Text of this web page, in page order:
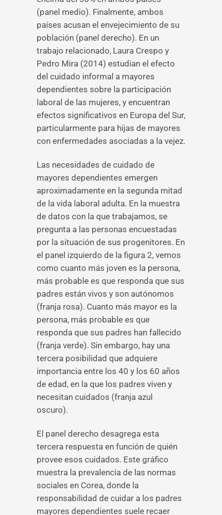
(panel medio). Finalmente, ambos
países acusan el envejecimiento de su
población (panel derecho). En un
trabajo relacionado, Laura Crespo y
Pedro Mira (2014) estudian el efecto
del cuidado informal a mayores
dependientes sobre la participación
laboral de las mujeres, y encuentran
efectos significativos en Europa del Sur,
particularmente para hijas de mayores
con enfermedades asociadas a la vejez.
Las necesidades de cuidado de
mayores dependientes emergen
aproximadamente en la segunda mitad
de la vida laboral adulta. En la muestra
de datos con la que trabajamos, se
pregunta a las personas encuestadas
por la situación de sus progenitores. En
el panel izquierdo de la figura 2, vemos
como cuanto más joven es la persona,
más probable es que responda que sus
padres están vivos y son autónomos
(franja rosa). Cuanto más mayor es la
persona, más probable es que
responda que sus padres han fallecido
(franja verde). Sin embargo, hay una
tercera posibilidad que adquiere
importancia entre los 40 y los 60 años
de edad, en la que los padres viven y
necesitan cuidados (franja azul
oscuro).
El panel derecho desagrega esta
tercera respuesta en función de quién
provee esos cuidados. Este gráfico
muestra la prevalencia de las normas
sociales en Corea, donde la
responsabilidad de cuidar a los padres
mayores dependientes suele recaer